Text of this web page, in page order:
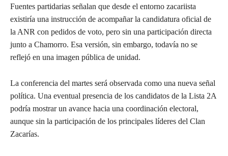
Fuentes partidarias señalan que desde el entorno zacariista
existiría una instrucción de acompañar la candidatura oficial de
la ANR con pedidos de voto, pero sin una participación directa
junto a Chamorro. Esa versión, sin embargo, todavía no se
reflejó en una imagen pública de unidad.
La conferencia del martes será observada como una nueva señal
política. Una eventual presencia de los candidatos de la Lista 2A
podría mostrar un avance hacia una coordinación electoral,
aunque sin la participación de los principales líderes del Clan
Zacarías.